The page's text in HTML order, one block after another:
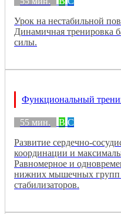
Урок на нестабильной
Динамичная тренировка
силы.
Функциональный
55 мин. B C
Развитие сердечно-
координации и
Равномерное и
нижних мышечных групп
стабилизаторов.